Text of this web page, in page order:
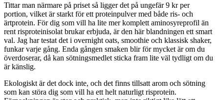
Tittar man närmare på priset så ligger det på ungefär 9 kr per
portion, vilket är starkt för ett proteinpulver med både ris- och
ärtprotein. För dig som vill ha lite mer komplett aminosyreprofil än
rent risproteinisolat brukar erbjuda, är den här blandningen ett smart
val. Jag har testat det i overnight oats, smoothie och klassisk shaker,
funkar varje gång. Enda gången smaken blir för mycket är om du
överdoserar, då kan sötningsmedlet sticka fram lite väl tydligt om du
är känslig.
Ekologiskt är det dock inte, och det finns tillsatt arom och sötning
som kan störa dig som vill ha ett helt naturligt risprotein.